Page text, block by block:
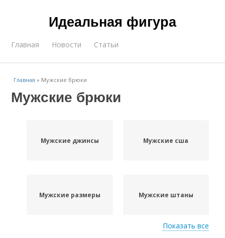
Идеальная фигура
Главная Новости Статьи
Главная » Мужские брюки
Мужские брюки
Мужские джинсы Мужские сша
Мужские размеры Мужские штаны
Показать все